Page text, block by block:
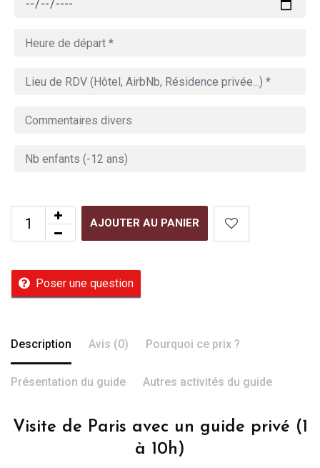
AJOUTER AU PANIER
Poser une question
Description Avis (0) Pourquoi ce prix ?
Présentation du guide Autres activités du guide
Visite de Paris avec un guide privé (1
à 10h)